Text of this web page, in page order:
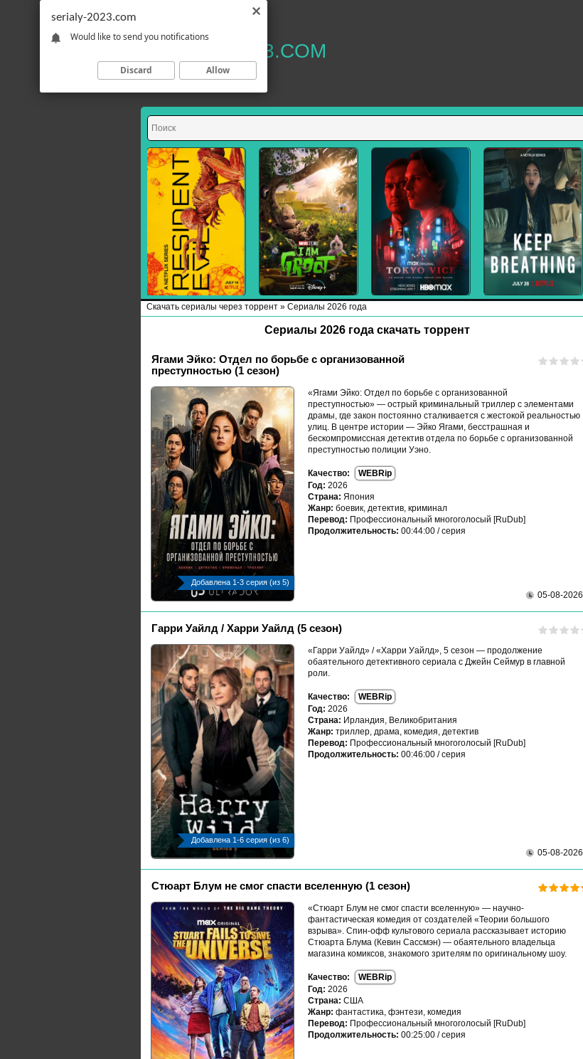
SERIALY-2023.COM
Скачать сериалы через торрент » Сериалы 2026 года
Сериалы 2026 года скачать торрент
Ягами Эйко: Отдел по борьбе с организованной
преступностью (1 сезон)
Добавлена 1-3 серия (из 5)
«Ягами Эйко: Отдел по борьбе с организованной
преступностью» — острый криминальный триллер с элементами
драмы, где закон постоянно сталкивается с жестокой реальностью
улиц. В центре истории — Эйко Ягами, бесстрашная и
бескомпромиссная детектив отдела по борьбе с организованной
преступностью полиции Уэно.
Качество:
WEBRip
Год: 2026
Страна: Япония
Жанр: боевик, детектив, криминал
Перевод: Профессиональный многоголосый [RuDub]
Продолжительность: 00:44:00 / серия
05-08-2026
Гарри Уайлд / Харри Уайлд (5 сезон)
Добавлена 1-6 серия (из 6)
«Гарри Уайлд» / «Харри Уайлд», 5 сезон — продолжение
обаятельного детективного сериала с Джейн Сеймур в главной
роли.
Качество:
WEBRip
Год: 2026
Страна: Ирландия, Великобритания
Жанр: триллер, драма, комедия, детектив
Перевод: Профессиональный многоголосый [RuDub]
Продолжительность: 00:46:00 / серия
05-08-2026
Стюарт Блум не смог спасти вселенную (1 сезон)
«Стюарт Блум не смог спасти вселенную» — научно-
фантастическая комедия от создателей «Теории большого
взрыва». Спин-офф культового сериала рассказывает историю
Стюарта Блума (Кевин Сассмэн) — обаятельного владельца
магазина комиксов, знакомого зрителям по оригинальному шоу.
Качество:
WEBRip
Год: 2026
Страна: США
Жанр: фантастика, фэнтези, комедия
Перевод: Профессиональный многоголосый [RuDub]
Продолжительность: 00:25:00 / серия
serialy-2023.com
Would like to send you notifications
Discard Allow